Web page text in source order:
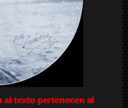
texto pertenecen al